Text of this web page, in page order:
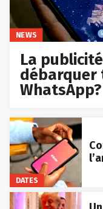
NEWS
La
débarquer
WhatsApp?
DATES